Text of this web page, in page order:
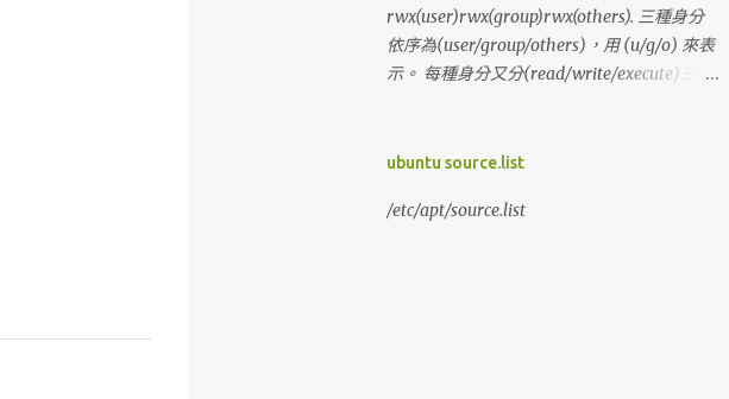
rwx(user)rwx(group)rwx(others). 三種身分
依序為(user/group/others)，用 (u/g/o) 來表
示。 每種身分又分(read/write/execute)三種
-] user = rwx = 4+2+1 = 7 group = r-x = 4+1 =
ubuntu source.list
/etc/apt/source.list